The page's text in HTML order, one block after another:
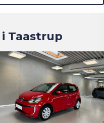
Taastrup